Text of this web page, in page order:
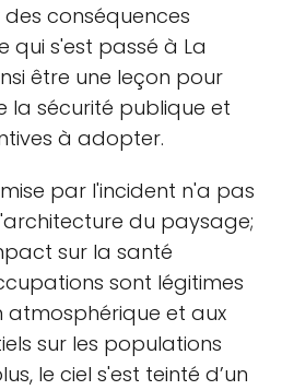
conséquences
qui s'est passé à La
être une leçon pour
la sécurité publique et
à adopter.
par l'incident n'a pas
du paysage;
sur la santé
sont légitimes
et aux
sur les populations
le ciel s'est teinté d’un